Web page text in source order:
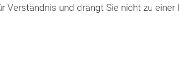
Verständnis und drängt Sie nicht zu